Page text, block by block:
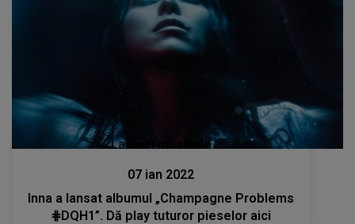
Lansări muzicale
07 ian 2022
Inna a lansat albumul „Champagne Problems
⋕DQH1”. Dă play tuturor pieselor aici